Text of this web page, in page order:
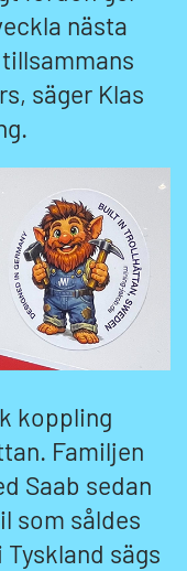
nästa
säger Klas
koppling
Familjen
Saab sedan
som såldes
sägs